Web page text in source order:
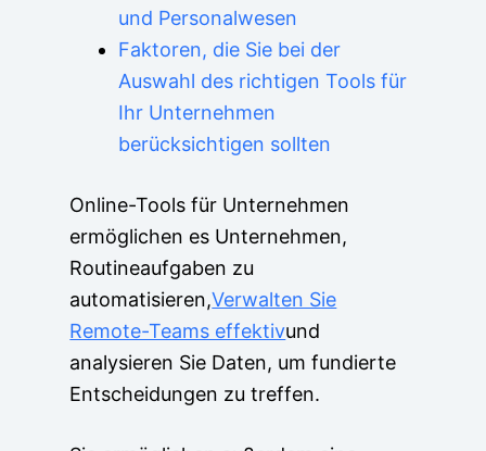
und Personalwesen
Faktoren, die Sie bei der
Auswahl des richtigen Tools für
Ihr Unternehmen
berücksichtigen sollten
Online-Tools für Unternehmen
ermöglichen es Unternehmen,
Routineaufgaben zu
automatisieren,Verwalten Sie
Remote-Teams effektivund
analysieren Sie Daten, um fundierte
Entscheidungen zu treffen.